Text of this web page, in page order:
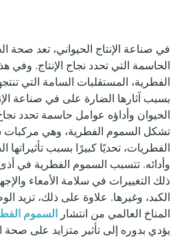
في صناعة الإنتاج الحيواني، تعد صحة
الحاسمة التي تحدد نجاح الإنتاج. وفي
الفطرية، المستقلبات السامة التي
بسبب آثارها الضارة على في صناعة
الحيوان وأداؤه عوامل حاسمة تحدد
تشكل السموم الفطرية، وهي مركبات
الفطريات، تحديًا كبيرًا بسبب
وأدائه. تتسبب السموم الفطرية في أذى
ذلك التغييرات في سلامة الأمعاء
الكبد، وغيرها. علاوة على ذلك، تزيد
المناخ العالمي من انتشار السموم